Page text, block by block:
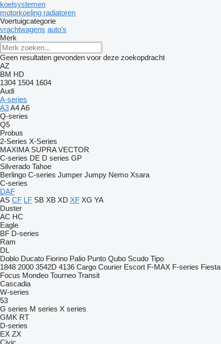
koelsystemen
motorkoeling radiatoren
Voertuigcategorie
vrachtwagens auto's
Merk
Geen resultaten gevonden voor deze zoekopdracht
AZ
BM HD
1304 1504 1604
Audi
A-series
A3A4A6
Q-series
Q5
Probus
2-Series X-Series
MAXIMA SUPRA VECTOR
C-series DE D series GP
Silverado Tahoe
Berlingo C-series Jumper Jumpy Nemo Xsara
C-series
DAF
AS CF LF SB XB XD XF XG YA
Duster
AC HC
Eagle
BF D-series
Ram
DL
Doblo Ducato Fiorino Palio Punto Qubo Scudo Tipo
1848 2000 3542D 4136 Cargo Courier Escort F-MAX F-series Fiesta
Focus Mondeo Tourneo Transit
Cascadia
W-series
53
G series M series X series
GMK RT
D-series
EX ZX
Civic